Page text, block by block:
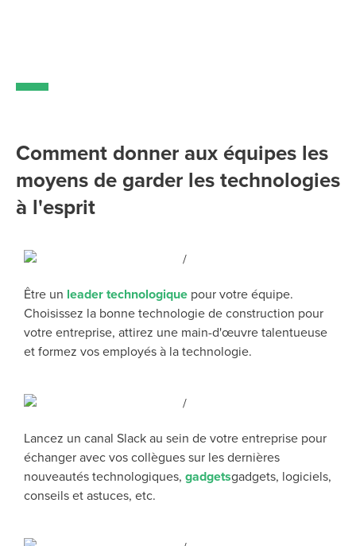
Comment donner aux équipes les
moyens de garder les technologies
à l'esprit
Être un leader technologique pour votre équipe.
Choisissez la bonne technologie de construction pour
votre entreprise, attirez une main-d'œuvre talentueuse
et formez vos employés à la technologie.
Lancez un canal Slack au sein de votre entreprise pour
échanger avec vos collègues sur les dernières
nouveautés technologiques, gadgetsgadgets, logiciels,
conseils et astuces, etc.